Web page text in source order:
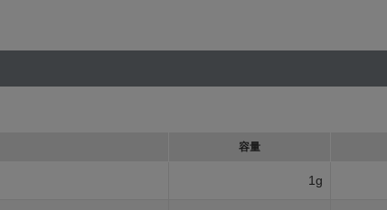
容量
1g